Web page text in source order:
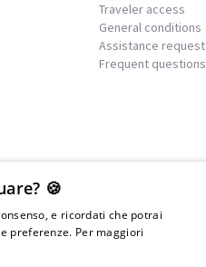
Traveler access
General conditions
Assistance request
Frequent questions
🍪
e ricordati che potrai
preferenze. Per maggiori